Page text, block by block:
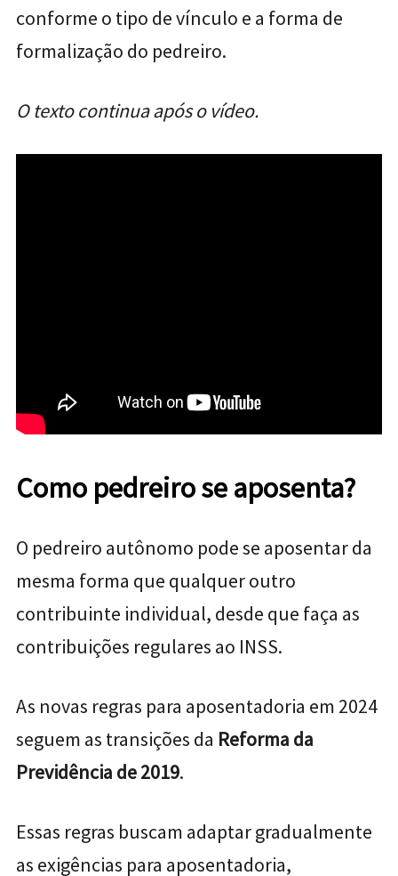
conforme o tipo de vínculo e a forma de
formalização do pedreiro.
O texto continua após o vídeo.
Como pedreiro se aposenta?
O pedreiro autônomo pode se aposentar da
mesma forma que qualquer outro
contribuinte individual, desde que faça as
contribuições regulares ao INSS.
As novas regras para aposentadoria em 2024
seguem as transições da Reforma da
Previdência de 2019.
Essas regras buscam adaptar gradualmente
as exigências para aposentadoria,